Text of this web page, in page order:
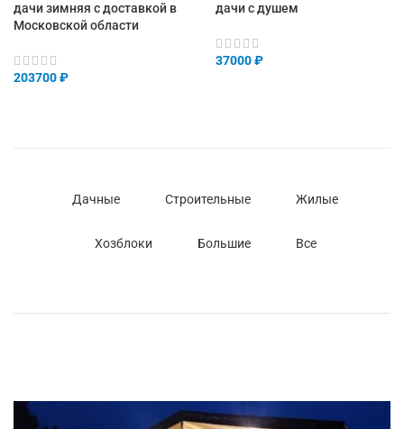
дачи зимняя с доставкой в
Московской области
203700₽
дачи с душем
37000₽
Дачные Строительные Жилые
Хозблоки Большие Все